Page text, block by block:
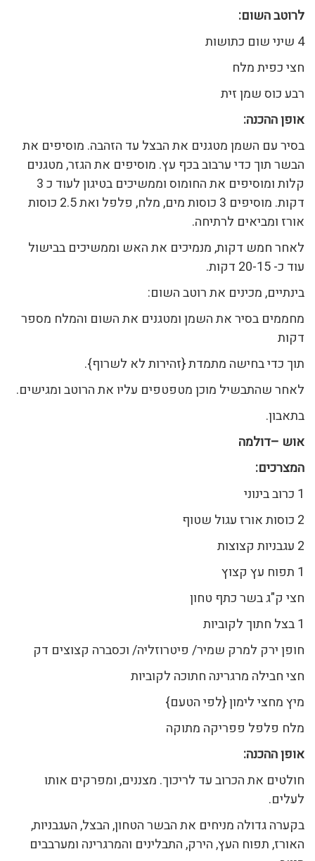
לרוטב השום:
4 שיני שום כתושות
חצי כפית מלח
רבע כוס שמן זית
אופן ההכנה:
בסיר עם השמן מטגנים את הבצל עד הזהבה. מוסיפים את
הבשר תוך כדי ערבוב בכף עץ. מוסיפים את הגזר, מטגנים
קלות ומוסיפים את החומוס וממשיכים בטיגון לעוד כ 3
דקות. מוסיפים 3 כוסות מים, מלח, פלפל ואת 2.5 כוסות
אורז ומביאים לרתיחה.
לאחר חמש דקות, מנמיכים את האש וממשיכים בבישול
עוד כ- 20-15 דקות.
בינתיים, מכינים את רוטב השום:
מחממים בסיר את השמן ומטגנים את השום והמלח מספר
דקות
תוך כדי בחישה מתמדת {זהירות לא לשרוף}.
לאחר שהתבשיל מוכן מטפטפים עליו את הרוטב ומגישים.
בתאבון.
אוש –דולמה
המצרכים:
1 כרוב בינוני
2 כוסות אורז עגול שטוף
2 עגבניות קצוצות
1 תפוח עץ קצוץ
חצי ק"ג בשר כתף טחון
1 בצל חתוך לקוביות
חופן ירק למרק שמיר/ פיטרוזליה/ וכסברה קצוצים דק
חצי חבילה מרגרינה חתוכה לקוביות
מיץ מחצי לימון {לפי הטעם}
מלח פלפל פפריקה מתוקה
אופן ההכנה:
חולטים את הכרוב עד לריכוך. מצננים, ומפרקים אותו
לעלים.
בקערה גדולה מניחים את הבשר הטחון, הבצל, העגבניות,
האורז, תפוח העץ, הירק, התבלינים והמרגרינה ומערבבים